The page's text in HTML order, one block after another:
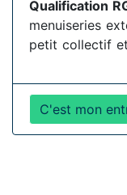
Qualification
menuiseries
petit collectif
C'est mon